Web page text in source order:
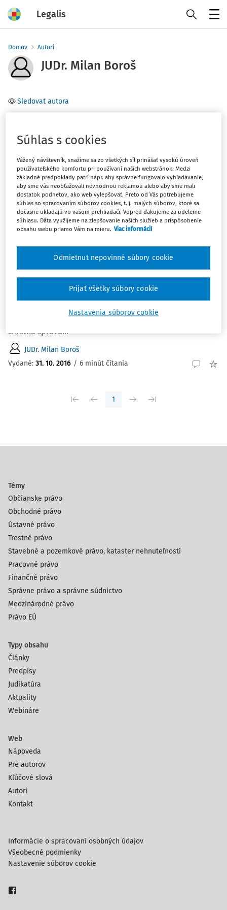
Legalis
Domov Autori
JUDr. Milan Boroš
Sledovať autora
Počet vyhľadaných dokumentov:1
Zoradiť podľa:
Najnovšie Najstaršie
Rozpomienka na profesora Františka
Poláčka.
Rozpomienka na profesora Františka Poláčka. JUDr. Milan
Boroš externý doktorand na Právnickej fakulte Trnavskej
Univerzity v Trnave. Pred šesťdesiatimi rokmi zasiahla
akademickú obec na bratislavskej právnickej fakulte
smutná správa...
JUDr. Milan Boroš
Vydané: 31. 10. 2016 / 6 minút čítania
1
Témy
Občianske právo
Obchodné právo
Ústavné právo
Trestné právo
Stavebné a pozemkové právo, kataster nehnuteľností
Pracovné právo
Finančné právo
Správne právo a správne súdnictvo
Medzinárodné právo
Právo EÚ
Typy obsahu
Články
Predpisy
Judikatúra
Aktuality
Webináre
Web
Nápoveda
Pre autorov
Kľúčové slová
Autori
Kontakt
Informácie o spracovaní osobných údajov
Všeobecné podmienky
Nastavenie súborov cookie
Súhlas s cookies
Vážený návštevník, snažíme sa zo všetkých síl prinášať vysokú úroveň
používateľského komfortu pri používaní našich webstránok. Medzi
základné predpoklady patrí napr. aby správne fungovalo vyhľadávanie,
aby sme vás neobťažovali nevhodnou reklamou alebo aby sme mali
dostatok podnetov, ako web vylepšovať. Preto od Vás potrebujeme
súhlas so spracovaním súborov cookies, t. j. malých súborov, ktoré sa
dočasne ukladajú vo vašom prehliadači. Vopred ďakujeme za udelenie
súhlasu. Dáta využijeme na zlepšovanie našich služieb a prispôsobenie
obsahu webu priamo Vám na mieru. Viac informácií
Nastavenia súborov cookie
Odmietnut nepovinné súbory cookie
Prijať všetky súbory cookie